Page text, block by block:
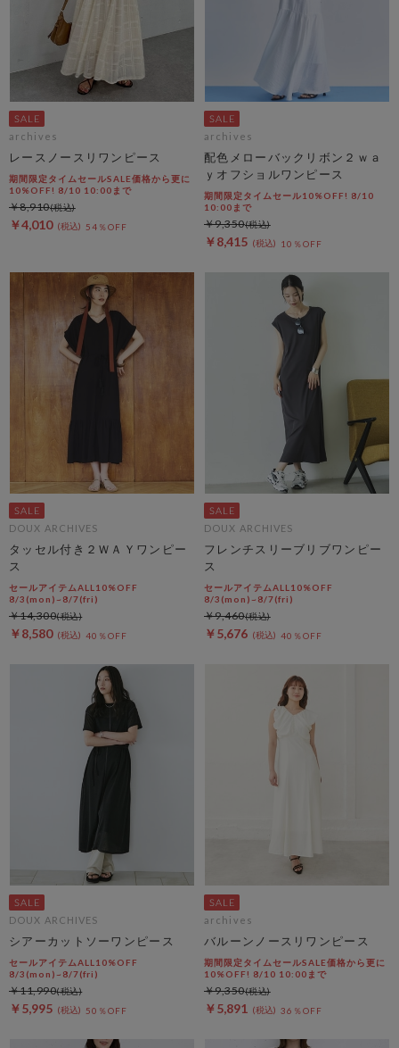
archives
レースノースリワンピース
期間限定タイムセールSALE価格から更に
10%OFF! 8/10 10:00まで
￥4,010 54％OFF
￥8,910
archives
配色メローバックリボン２ｗａ
ｙオフショルワンピース
期間限定タイムセール10%OFF! 8/10
10:00まで
￥8,415 10％OFF
￥9,350
DOUX ARCHIVES
タッセル付き２ＷＡＹワンピー
ス
セールアイテムALL10%OFF
8/3(mon)~8/7(fri)
￥8,580 40％OFF
￥14,300
DOUX ARCHIVES
フレンチスリーブリブワンピー
ス
セールアイテムALL10%OFF
8/3(mon)~8/7(fri)
￥5,676 40％OFF
￥9,460
DOUX ARCHIVES
シアーカットソーワンピース
セールアイテムALL10%OFF
8/3(mon)~8/7(fri)
￥5,995 50％OFF
￥11,990
archives
バルーンノースリワンピース
期間限定タイムセールSALE価格から更に
10%OFF! 8/10 10:00まで
￥5,891 36％OFF
￥9,350